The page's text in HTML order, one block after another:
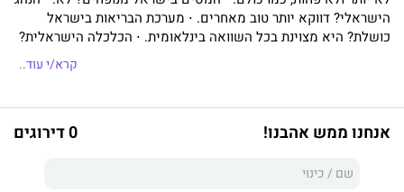
הישראלי? דווקא יותר טוב מאחרים. ⋅ מערכת הבריאות בישראל
כושלת? היא מצוינת בכל השוואה בינלאומית. ⋅ הכלכלה הישראלית?
פורחת. תמשיך לצמוח. בוודאי ביחס לעולם. ⋅ חרדים וערבים יהיו רוב
בקרוב? לא יהיו. ⋅ החרדים לא עובדים? עובדים, בעיקר הנשים. ⋅
גבוהות? לא, דומות לארצות מפותחות אחרות. ⋅ רכבת ישראל תמיד
מאחרת? היא אחת המדויקות בעולם. המסים בישראל נמוכים מאשר
קרא/י עוד..
אנחנו ממש אהבנו! 0 דירוגים